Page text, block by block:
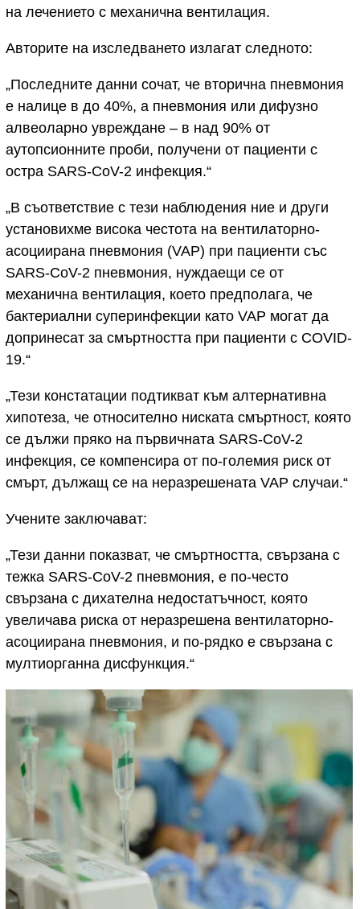
на лечението с механична вентилация.
Авторите на изследването излагат следното:
„Последните данни сочат, че вторична пневмония
е налице в до 40%, а пневмония или дифузно
алвеоларно увреждане – в над 90% от
аутопсионните проби, получени от пациенти с
остра SARS-CoV-2 инфекция.“
„В съответствие с тези наблюдения ние и други
установихме висока честота на вентилаторно-
асоциирана пневмония (VAP) при пациенти със
SARS-CoV-2 пневмония, нуждаещи се от
механична вентилация, което предполага, че
бактериални суперинфекции като VAP могат да
допринесат за смъртността при пациенти с COVID-
19.“
„Тези констатации подтикват към алтернативна
хипотеза, че относително ниската смъртност, която
се дължи пряко на първичната SARS-CoV-2
инфекция, се компенсира от по-големия риск от
смърт, дължащ се на неразрешената VAP случаи.“
Учените заключават:
„Тези данни показват, че смъртността, свързана с
тежка SARS-CoV-2 пневмония, е по-често
свързана с дихателна недостатъчност, която
увеличава риска от неразрешена вентилаторно-
асоциирана пневмония, и по-рядко е свързана с
мултиорганна дисфункция.“